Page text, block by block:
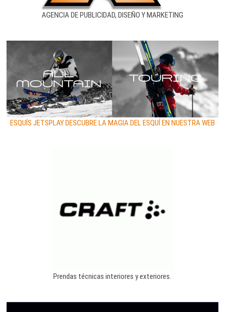
AGENCIA DE PUBLICIDAD, DISEÑO Y MARKETING
ESQUÍS JETSPLAY DESCUBRE LA MAGIA DEL ESQUÍ EN NUESTRA WEB
Prendas técnicas interiores y exteriores.